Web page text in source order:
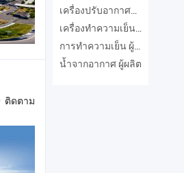
ติดตาม
เครื่องปรับอากาศอุตสาหกรรม ผู้ผลิต
เครื่องทำความเย็นด้วยน้ำ ผู้ผลิต
การทำความเย็น ผู้ผลิต
น้ำจากอากาศ ผู้ผลิต